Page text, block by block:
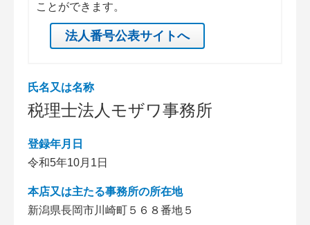
ことができます。
法人番号公表サイトへ
氏名又は名称
税理士法人モザワ事務所
登録年月日
令和5年10月1日
本店又は主たる事務所の所在地
新潟県長岡市川崎町５６８番地５